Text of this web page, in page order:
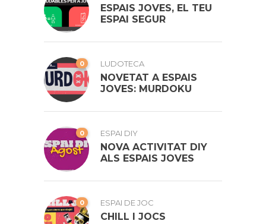
ESPAIS JOVES, EL TEU
ESPAI SEGUR
0 LUDOTECA
NOVETAT A ESPAIS
JOVES: MURDOKU
0 ESPAI DIY
NOVA ACTIVITAT DIY
ALS ESPAIS JOVES
0 ESPAI DE JOC
CHILL I JOCS